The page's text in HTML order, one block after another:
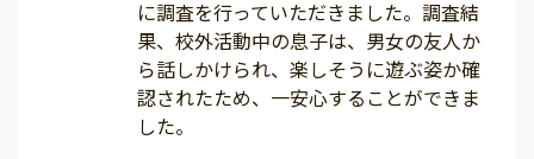
に調査を行っていただきました。調査結
果、校外活動中の息子は、男女の友人か
ら話しかけられ、楽しそうに遊ぶ姿か確
認されたため、一安心することができま
した。